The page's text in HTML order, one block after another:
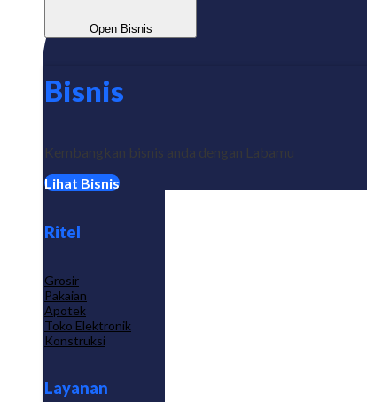
Open Bisnis
Bisnis
Kembangkan bisnis anda dengan Labamu
Lihat Bisnis
Ritel
Grosir
Pakaian
Apotek
Toko Elektronik
Konstruksi
Layanan